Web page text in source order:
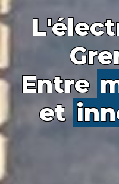
Entre
et